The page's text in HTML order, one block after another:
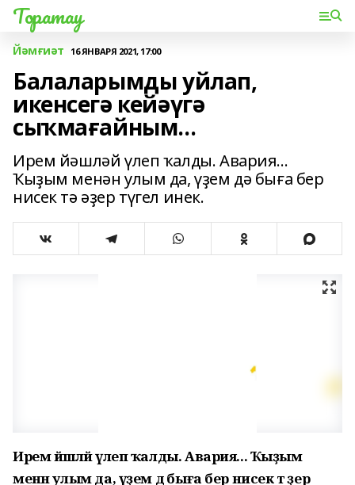
Торатау
Йәмғиәт 16 ЯНВАРЯ 2021, 17:00
Балаларымды уйлап,
икенсегә кейәүгә
сыҡмағайным...
Ирем йәшләй үлеп ҡалды. Авария...
Ҡыҙым менән улым да, үҙем дә быға бер
нисек тә әҙер түгел инек.
Ирем йәшләй үлеп ҡалды. Авария... Ҡыҙым
менән улым да, үҙем дә быға бер нисек тә әҙер